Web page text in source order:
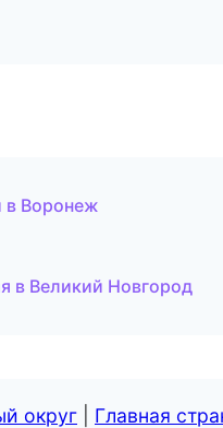
в Воронеж
в Великий Новгород
округ Главная